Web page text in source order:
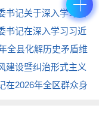
商环境。要坚
万警进千万家”活
题，不断提升
。
书记关于深入学习贯
建思想的研讨发言材
书记在深入学习习近
研讨会上的发言材料
全县化解历史矛盾维
工作专班调度推进会
建设暨纠治形式主义
项自查整改工作报告
在2026年全区群众身